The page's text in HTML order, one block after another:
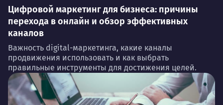
Цифровой маркетинг для бизнеса: причины
перехода в онлайн и обзор эффективных
каналов
Важность digital-маркетинга, какие каналы
продвижения использовать и как выбрать
правильные инструменты для достижения целей.